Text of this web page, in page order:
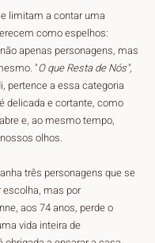
limitam a contar uma
como espelhos:
apenas personagens, mas
"O que Resta de Nós",
pertence a essa categoria
delicada e cortante, como
e, ao mesmo tempo,
olhos.
três personagens que se
escolha, mas por
aos 74 anos, perde o
vida inteira de